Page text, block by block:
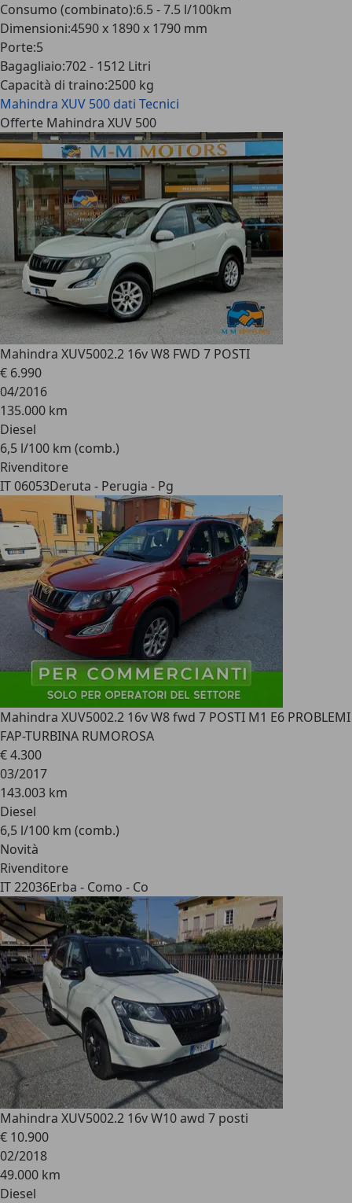
Consumo (combinato):6.5 - 7.5 l/100km
Dimensioni:4590 x 1890 x 1790 mm
Porte:5
Bagagliaio:702 - 1512 Litri
Capacità di traino:2500 kg
Mahindra XUV 500 dati Tecnici
Offerte Mahindra XUV 500
Mahindra XUV5002.2 16v W8 FWD 7 POSTI
€ 6.990
04/2016
135.000 km
Diesel
6,5 l/100 km (comb.)
Rivenditore
IT 06053Deruta - Perugia - Pg
Mahindra XUV5002.2 16v W8 fwd 7 POSTI M1 E6 PROBLEMI
FAP-TURBINA RUMOROSA
€ 4.300
03/2017
143.003 km
Diesel
6,5 l/100 km (comb.)
Novità
Rivenditore
IT 22036Erba - Como - Co
Mahindra XUV5002.2 16v W10 awd 7 posti
€ 10.900
02/2018
49.000 km
Diesel